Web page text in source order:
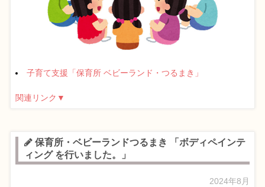
子育て支援「保育所 ベビーランド・つるまき」
関連リンク▼
保育所・ベビーランドつるまき 「ボディペインテ
ィング を行いました。」
2024年8月